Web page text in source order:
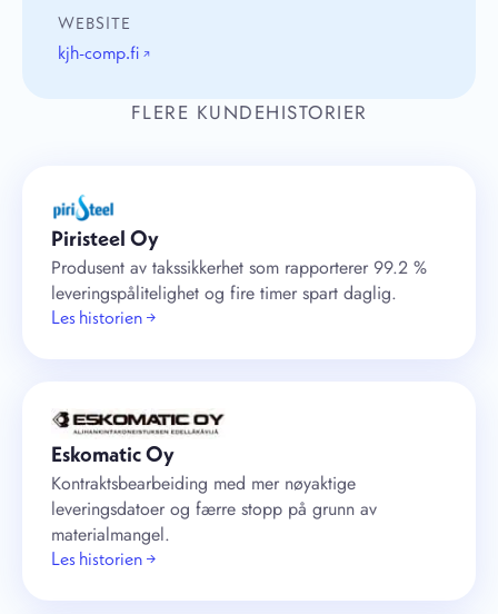
WEBSITE
kjh-comp.fi ↗
FLERE KUNDEHISTORIER
Piristeel Oy
Produsent av takssikkerhet som rapporterer 99.2 %
leveringspålitelighet og fire timer spart daglig.
Les historien →
Eskomatic Oy
Kontraktsbearbeiding med mer nøyaktige
leveringsdatoer og færre stopp på grunn av
materialmangel.
Les historien →